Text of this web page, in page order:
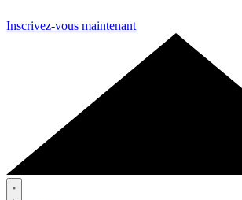
Inscrivez-vous maintenant